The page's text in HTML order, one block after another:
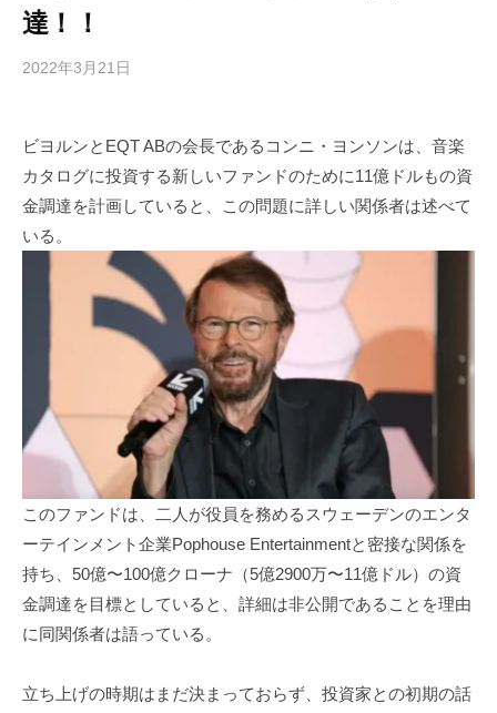
達！！
2022年3月21日
i
g
a
h
i
y
a
の
コ
メ
ト
ビヨルンとEQT ABの会長であるコンニ・ヨンソンは、音楽
カタログに投資する新しいファンドのために11億ドルもの資
金調達を計画していると、この問題に詳しい関係者は述べて
いる。
このファンドは、二人が役員を務めるスウェーデンのエンタ
ーテインメント企業Pophouse Entertainmentと密接な関係を
持ち、50億〜100億クローナ（5億2900万〜11億ドル）の資
金調達を目標としていると、詳細は非公開であることを理由
に同関係者は語っている。
立ち上げの時期はまだ決まっておらず、投資家との初期の話